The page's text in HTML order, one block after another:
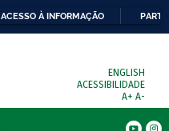
ACESSO À INFORMAÇÃO
ENGLISH
ACESSIBILIDADE
A+ A-